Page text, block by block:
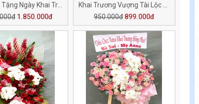
1.850.000đ
950.000đ 899.000đ